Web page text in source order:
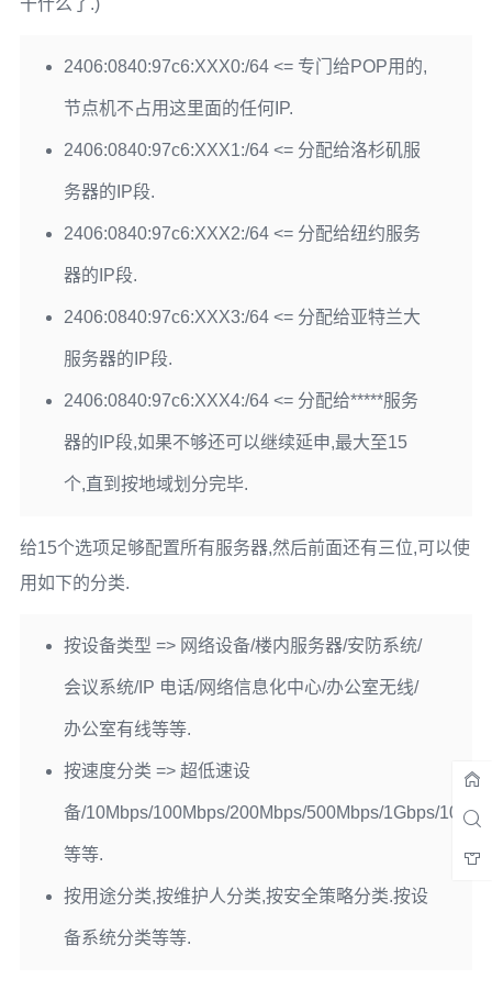
干什么了.)
2406:0840:97c6:XXX0:/64 <= 专门给POP用的,
节点机不占用这里面的任何IP.
2406:0840:97c6:XXX1:/64 <= 分配给洛杉矶服
务器的IP段.
2406:0840:97c6:XXX2:/64 <= 分配给纽约服务
器的IP段.
2406:0840:97c6:XXX3:/64 <= 分配给亚特兰大
服务器的IP段.
2406:0840:97c6:XXX4:/64 <= 分配给*****服务
器的IP段,如果不够还可以继续延申,最大至15
个,直到按地域划分完毕.
给15个选项足够配置所有服务器,然后前面还有三位,可以使
用如下的分类.
按设备类型 => 网络设备/楼内服务器/安防系统/
会议系统/IP 电话/网络信息化中心/办公室无线/
办公室有线等等.
按速度分类 => 超低速设
备/10Mbps/100Mbps/200Mbps/500Mbps/1Gbps/
等等.
按用途分类,按维护人分类,按安全策略分类.按设
备系统分类等等.